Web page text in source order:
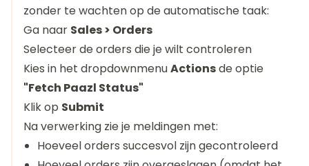
zonder te wachten op de automatische taak:
Ga naar Sales > Orders
Selecteer de orders die je wilt controleren
Kies in het dropdownmenuActionsde optie
"Fetch Paazl Status"
Klik op Submit
Na verwerking zie je meldingen met:
Hoeveel orders succesvol zijn gecontroleerd